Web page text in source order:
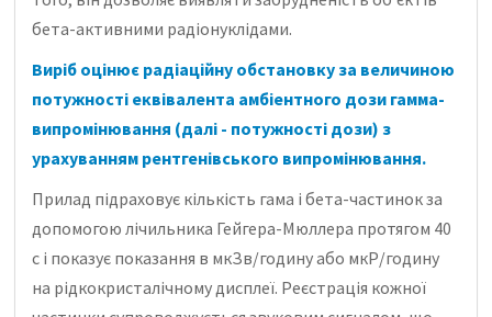
бета-активними радіонуклідами.
Виріб оцінює радіаційну обстановку за величиною
потужності еквівалента амбіентного дози гамма-
випромінювання (далі - потужності дози) з
урахуванням рентгенівського випромінювання.
Прилад підраховує кількість гама і бета-частинок за
допомогою лічильника Гейгера-Мюллера протягом 40
с і показує показання в мкЗв/годину або мкР/годину
на рідкокристалічному дисплеї. Реєстрація кожної